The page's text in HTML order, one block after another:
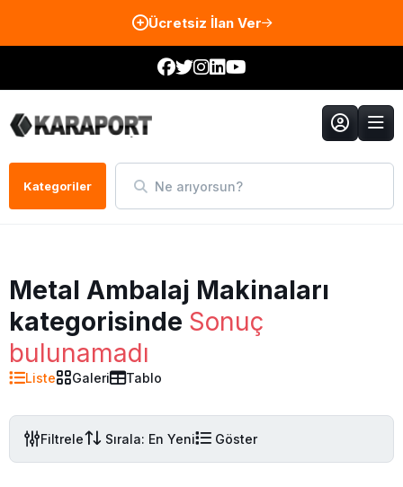
Ücretsiz İlan Ver
Kategoriler Ne arıyorsun?
Metal Ambalaj Makinaları
kategorisinde Sonuç
bulunamadı
Liste Galeri Tablo
Filtrele Sırala: En Yeni Göster